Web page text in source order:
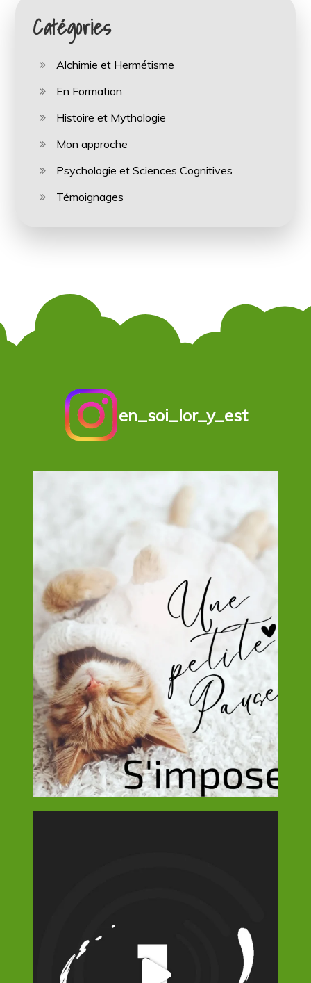
Catégories
Alchimie et Hermétisme
En Formation
Histoire et Mythologie
Mon approche
Psychologie et Sciences Cognitives
Témoignages
en_soi_lor_y_est